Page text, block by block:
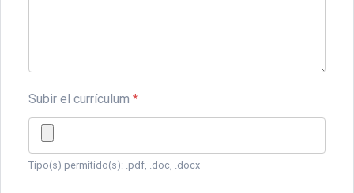
Subir el currículum *
Tipo(s) permitido(s): .pdf, .doc, .docx